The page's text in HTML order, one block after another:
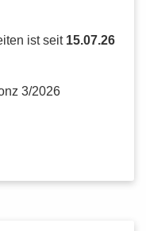
ist seit 15.07.26